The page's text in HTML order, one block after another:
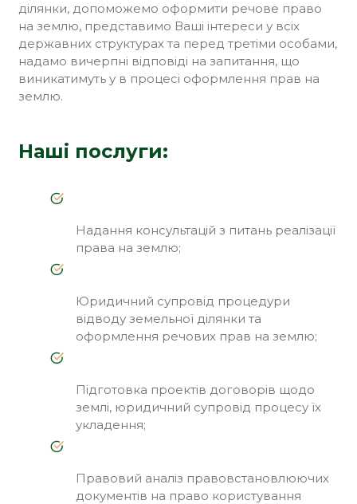
ділянки, допоможемо оформити речове право
на землю, представимо Ваші інтереси у всіх
державних структурах та перед третіми особами,
надамо вичерпні відповіді на запитання, що
виникатимуть у в процесі оформлення прав на
землю.
Наші послуги:
Надання консультацій з питань реалізації
права на землю;
Юридичний супровід процедури
відводу земельної ділянки та
оформлення речових прав на землю;
Підготовка проектів договорів щодо
землі, юридичний супровід процесу їх
укладення;
Правовий аналіз правовстановлюючих
документів на право користування